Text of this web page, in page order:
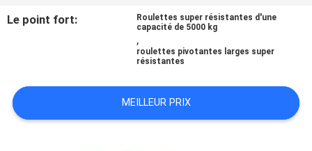
CONTACTEZ-
DEMANDEZ
UNE
CITATION
Le point fort:
Roulettes super résistantes d'une
capacité de 5000 kg
,
roulettes pivotantes larges super
résistantes
MEILLEUR PRIX